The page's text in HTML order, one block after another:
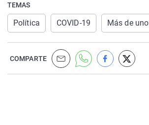
TEMAS
Política COVID-19 Más de uno
COMPARTE